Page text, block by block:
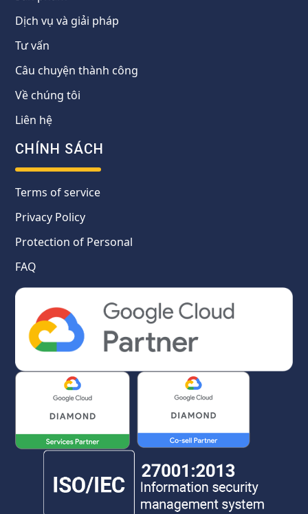
Dịch vụ và giải pháp
Tư vấn
Câu chuyện thành công
Về chúng tôi
Liên hệ
CHÍNH SÁCH
Terms of service
Privacy Policy
Protection of Personal
FAQ